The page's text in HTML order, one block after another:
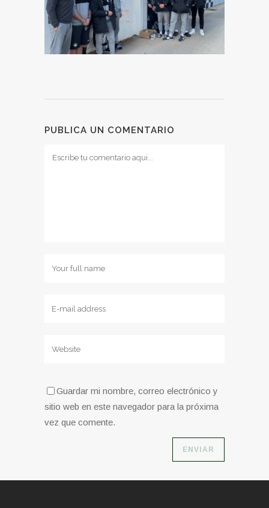
PUBLICA UN COMENTARIO
Guardar mi nombre, correo electrónico y
sitio web en este navegador para la próxima
vez que comente.